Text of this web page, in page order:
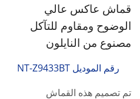
قماش عاكس عالي
الوضوح ومقاوم للتآكل
مصنوع من النايلون
رقم الموديل NT-Z9433BT
تم تصميم هذه القماش